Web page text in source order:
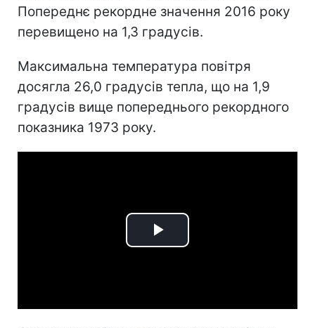
Попереднє рекордне значення 2016 року
перевищено на 1,3 градусів.
Максимальна температура повітря
досягла 26,0 градусів тепла, що на 1,9
градусів вище попереднього рекордного
показника 1973 року.
Play